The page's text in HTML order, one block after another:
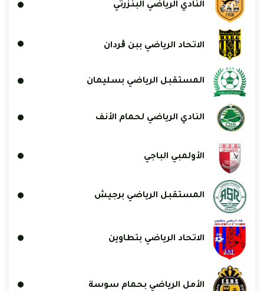
النادي الرياضي البنزرتي
الاتحاد الرياضي ببن ڨردان
المستقبل الرياضي بسليمان
النادي الرياضي لحمام الأنف
الأولمبي الباجي
المستقبل الرياضي برجيش
الاتحاد الرياضي بتطاوين
الأمل الرياضي بحمام سوسة